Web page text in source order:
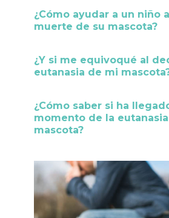
¿Cómo ayudar a un niño
muerte de su mascota?
¿Y si me equivoqué al
eutanasia de mi
¿Cómo saber si ha
momento de la
mascota?